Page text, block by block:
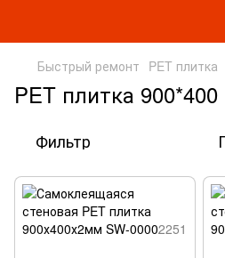
Быстрый ремонт PET плитка
PET плитка 900*400
Фильтр